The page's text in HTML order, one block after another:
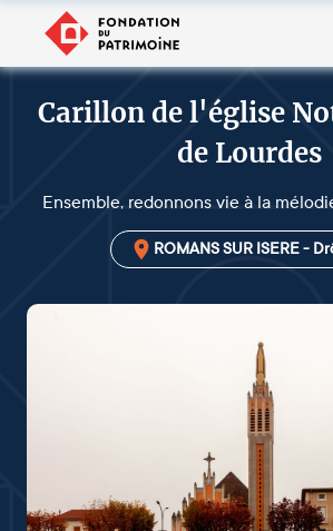
Carillon de l'église
de Lourdes
Ensemble, redonnons vie à la
ROMANS SUR ISERE -